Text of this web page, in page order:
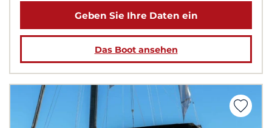
Geben Sie Ihre Daten ein
Das Boot ansehen